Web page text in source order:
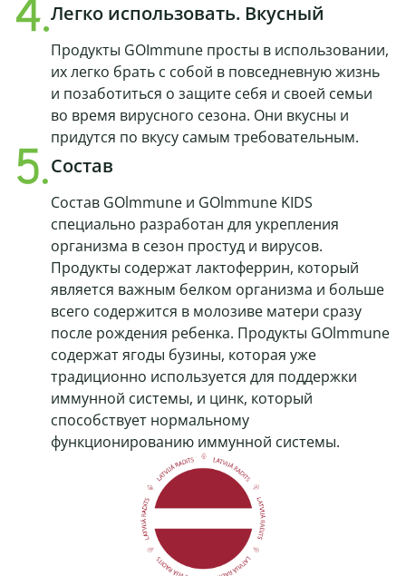
Легко использовать. Вкусный
Продукты GOImmune просты в использовании,
их легко брать с собой в повседневную жизнь
и позаботиться о защите себя и своей семьи
во время вирусного сезона. Они вкусны и
придутся по вкусу самым требовательным.
Состав
Состав GOlmmune и GOlmmune KIDS
специально разработан для укрепления
организма в сезон простуд и вирусов.
Продукты содержат лактоферрин, который
является важным белком организма и больше
всего содержится в молозиве матери сразу
после рождения ребенка. Продукты GOlmmune
содержат ягоды бузины, которая уже
традиционно используется для поддержки
иммунной системы, и цинк, который
способствует нормальному
функционированию иммунной системы.